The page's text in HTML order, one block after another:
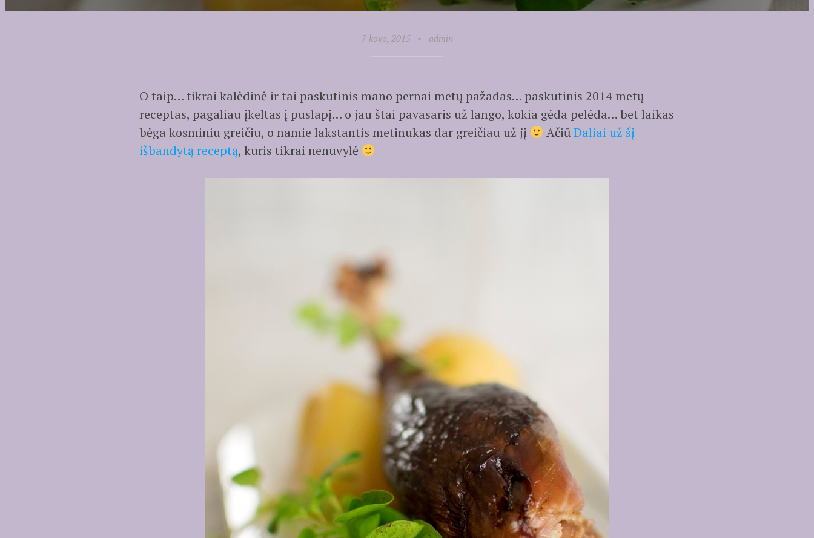
7 kovo, 2015 • admin
O taip… tikrai kalėdinė ir tai paskutinis mano pernai metų pažadas… paskutinis 2014 metų
receptas, pagaliau įkeltas į puslapį… o jau štai pavasaris už lango, kokia gėda pelėda… bet laikas
bėga kosminiu greičiu, o namie lakstantis metinukas dar greičiau už jį
AčiūDaliai už šį
išbandytą receptą, kuris tikrai nenuvylė